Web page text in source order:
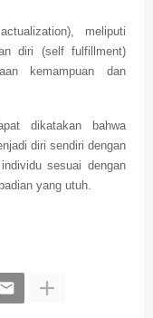
meliputi
diri (self fulfillment)
kemampuan dan
dikatakan bahwa
diri sendiri dengan
sesuai dengan
yang utuh.